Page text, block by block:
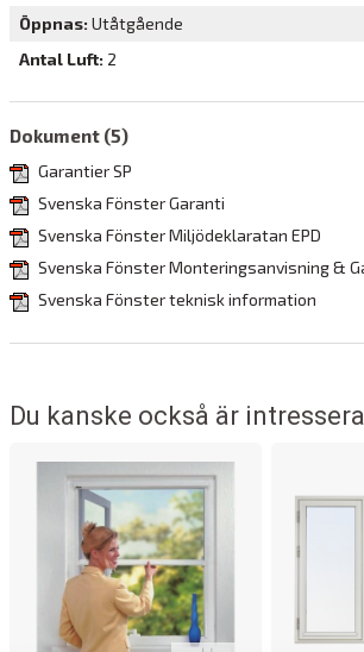
spalt blir isoleringseffekten mindre. 2-glas
alternativ om du vill göra ett äldre hus mer
Öppnas Utåtgående
Antal Luft 2
Dokument (5)
Garantier SP
Svenska Fönster Garanti
Svenska Fönster Miljödeklaratan EPD
Svenska Fönster Monteringsanvisning &
Svenska Fönster teknisk information
Du kanske också är